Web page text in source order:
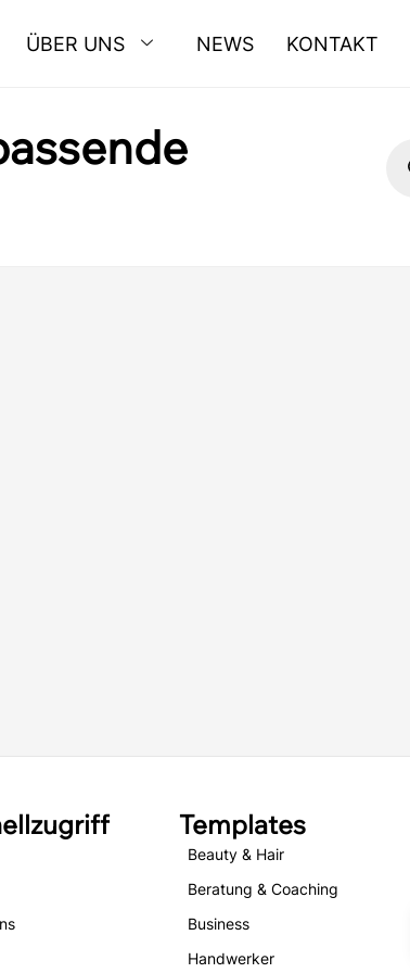
ÜBER UNS NEWS KONTAKT
Templates
Beauty & Hair
Beratung & Coaching
Business
Handwerker